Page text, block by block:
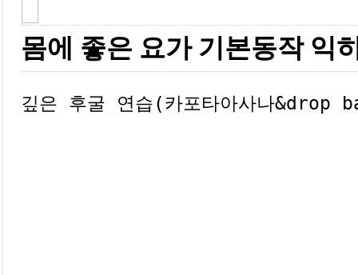
몸에 좋은 요가 기본동작 익